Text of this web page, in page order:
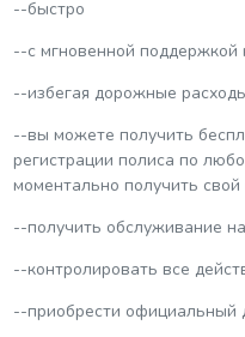
--быстро
--с мгновенной поддержкой
--избегая дорожные
--вы можете получить
регистрации полиса по
моментально получить
--получить обслуживание
--контролировать все
--приобрести официальный